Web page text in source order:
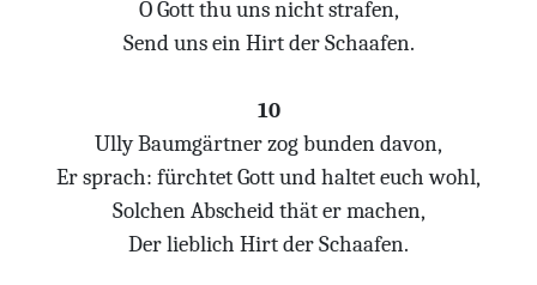
O Gott thu uns nicht strafen,
Send uns ein Hirt der Schaafen.
10
Ully Baumgärtner zog bunden davon,
Er sprach: fürchtet Gott und haltet euch wohl,
Solchen Abscheid thät er machen,
Der lieblich Hirt der Schaafen.